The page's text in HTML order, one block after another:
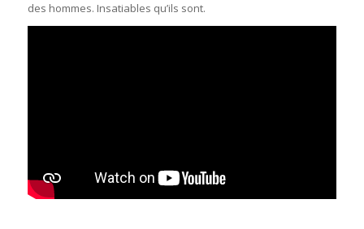
des hommes. Insatiables qu’ils sont.